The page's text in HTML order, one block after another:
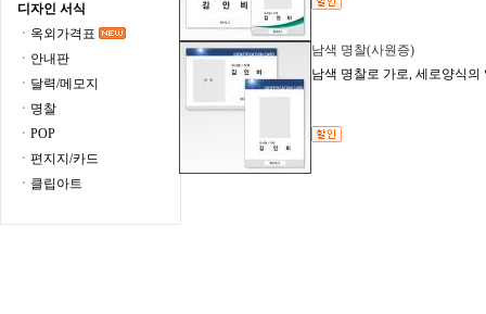
디자인 서식
ㆍ옥외가격표
ㆍ안내판
ㆍ달력/메모지
ㆍ명찰
ㆍPOP
ㆍ편지지/카드
ㆍ클립아트
남색 명찰(사원증)
남색 명찰로 가로, 세로양식